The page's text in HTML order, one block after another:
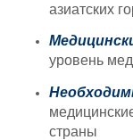
азиатских
уровень
страны